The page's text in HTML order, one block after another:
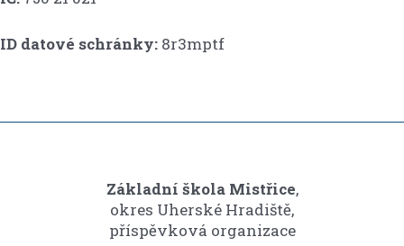
ID datové schránky: 8r3mptf
Základní škola Mistřice,
okres Uherské Hradiště,
příspěvková organizace